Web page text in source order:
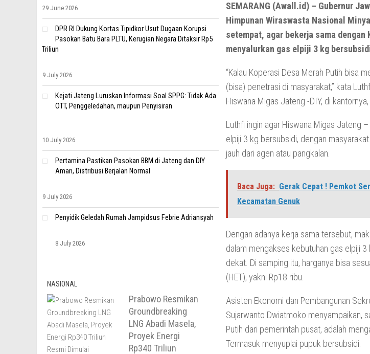
SEMARANG (Awall.id) – Gubernur
Himpunan Wiraswasta Nasional
setempat, agar bekerja sama
menyalurkan gas elpiji 3 kg
“Kalau Koperasi Desa Merah Putih bisa
(bisa) penetrasi di masyarakat,” kata
Hiswana Migas Jateng -DIY, di
Luthfi ingin agar Hiswana Migas Jateng
elpiji 3 kg bersubsidi, dengan
jauh dari agen atau pangkalan.
Baca Juga: Gerak Cepat ! Pemkot
Kecamatan Genuk
Dengan adanya kerja sama tersebut,
dalam mengakses kebutuhan gas elpiji
dekat. Di samping itu, harganya bisa
(HET), yakni Rp18 ribu.
Asisten Ekonomi dan Pembangunan
Sujarwanto Dwiatmoko menyampaikan,
Putih dari pemerintah pusat, adalah
Termasuk menyuplai pupuk bersubsidi.
29 June 2026
DPR RI Dukung Kortas Tipidkor Usut Dugaan Korupsi
Pasokan Batu Bara PLTU, Kerugian Negara Ditaksir Rp5
Triliun
9 July 2026
Kejati Jateng Luruskan Informasi Soal SPPG: Tidak Ada
OTT, Penggeledahan, maupun Penyisiran
10 July 2026
Pertamina Pastikan Pasokan BBM di Jateng dan DIY
Aman, Distribusi Berjalan Normal
9 July 2026
Penyidik Geledah Rumah Jampidsus Febrie Adriansyah
8 July 2026
NASIONAL
Prabowo Resmikan
Groundbreaking
LNG Abadi Masela,
Proyek Energi
Rp340 Triliun